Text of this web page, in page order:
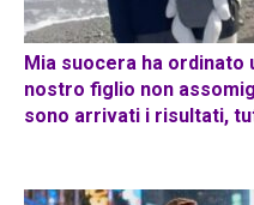
Mia suocera ha ordinato
nostro figlio non
sono arrivati ​​i risultati,